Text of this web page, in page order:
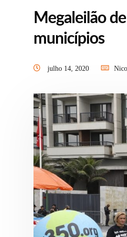
Megaleilão
municípios
julho 14, 2020